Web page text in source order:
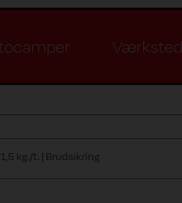
Værksted
kg./t. | Brudsikring